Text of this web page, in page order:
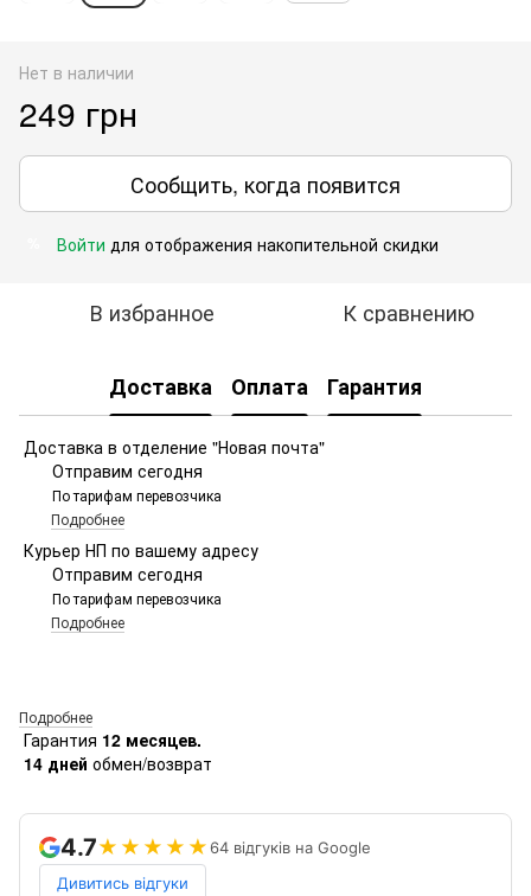
Нет в наличии
249 грн
Сообщить, когда появится
Войти для отображения накопительной скидки
В избранное К сравнению
Доставка Оплата Гарантия
Доставка в отделение "Новая почта"
Отправим сегодня
По тарифам перевозчика
Подробнее
Курьер НП по вашему адресу
Отправим сегодня
По тарифам перевозчика
Подробнее
Подробнее
Гарантия 12 месяцев.
14 дней обмен/возврат
4.7★★★★★64 відгуків на Google
Дивитись відгуки